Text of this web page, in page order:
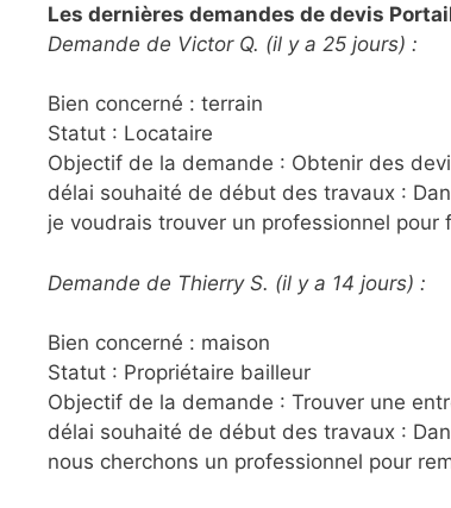
Les dernières demandes de devis
Demande de Victor Q. (il y a 25 jours) :
Bien concerné : terrain
Statut : Locataire
Objectif de la demande : Obtenir des
délai souhaité de début des travaux :
je voudrais trouver un professionnel pour
Demande de Thierry S. (il y a 14 jours) :
Bien concerné : maison
Statut : Propriétaire bailleur
Objectif de la demande : Trouver une
délai souhaité de début des travaux :
nous cherchons un professionnel pour